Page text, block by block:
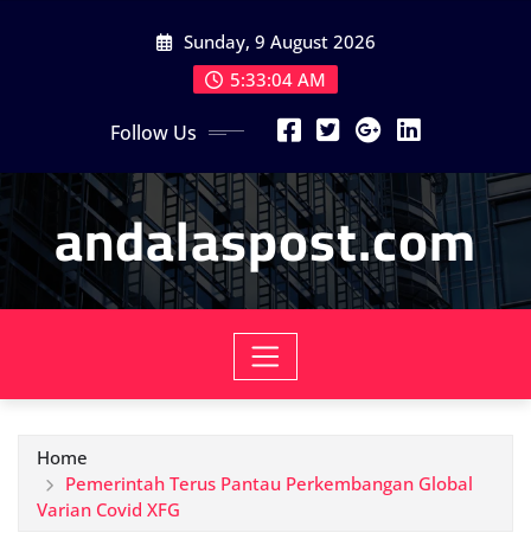
Sunday, 9 August 2026
5:33:06 AM
Follow Us
andalaspost.com
Home
Pemerintah Terus Pantau Perkembangan Global
Varian Covid XFG